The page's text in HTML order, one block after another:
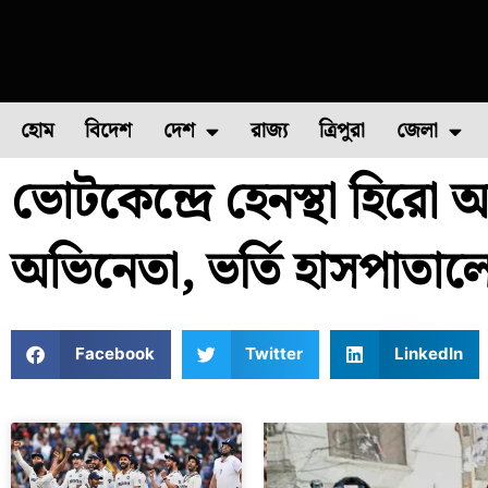
হোম বিদেশ দেশ
ফুল চাষ ফল চাষ মাছ চাষ পোল্ট্রি
রাজ্য ত্রিপুরা জেলা
উত্তর ২৪
ভোটকেন্দ্রে হেনস্থা
অভিনেতা, ভর্তি
Facebook Twitter LinkedIn